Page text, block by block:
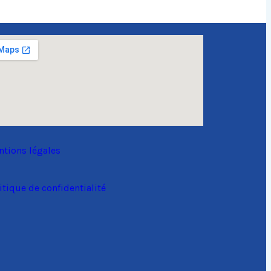
légales
de confidentialité